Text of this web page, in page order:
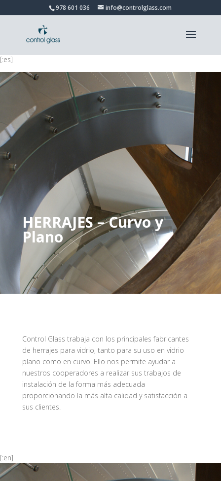
978 601 036 info@controlglass.com
[:es]
HERRAJES – Curvo y
Plano
Control Glass trabaja con los principales fabricantes
de herrajes para vidrio, tanto para su uso en vidrio
plano como en curvo. Ello nos permite ayudar a
nuestros cooperadores a realizar sus trabajos de
instalación de la forma más adecuada
proporcionando la más alta calidad y satisfacción a
sus clientes.
[:en]